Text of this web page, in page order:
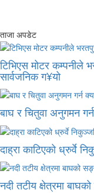
ताजा अपडेट
टिभिएस मोटर कम्पनीले
सार्वजनिक ग¥यो
बाघ र चितुवा अनुगमन
दाह्रा काटिएको ध्रुर्वे
नदी तटीय क्षेत्रमा